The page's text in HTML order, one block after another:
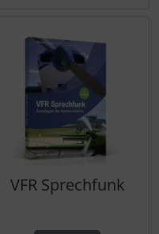
VFR Sprechfunk